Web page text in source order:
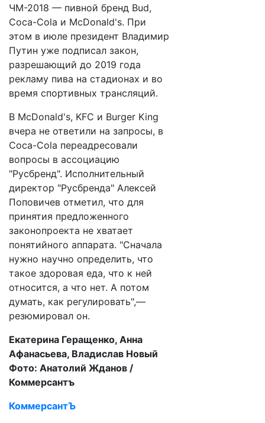
ЧМ-2018 — пивной бренд Bud,
Coca-Cola и McDonald's. При
этом в июле президент Владимир
Путин уже подписал закон,
разрешающий до 2019 года
рекламу пива на стадионах и во
время спортивных трансляций.
В McDonald's, KFC и Burger King
вчера не ответили на запросы, в
Coca-Cola переадресовали
вопросы в ассоциацию
"Русбренд". Исполнительный
директор "Русбренда" Алексей
Поповичев отметил, что для
принятия предложенного
законопроекта не хватает
понятийного аппарата. "Сначала
нужно научно определить, что
такое здоровая еда, что к ней
относится, а что нет. А потом
думать, как регулировать",—
резюмировал он.
Екатерина Геращенко, Анна
Афанасьева, Владислав Новый
Фото: Анатолий Жданов /
Коммерсантъ
КоммерсантЪ